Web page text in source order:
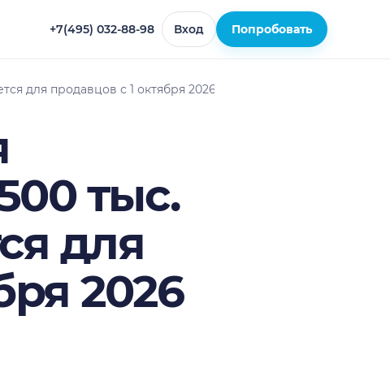
+7(495) 032-88-98 Вход Попробовать
для продавцов с 1 октября 2026 года
тыс.
для
2026